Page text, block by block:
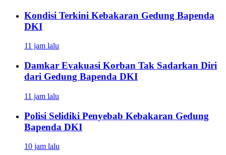
Kondisi Terkini Kebakaran Gedung Bapenda
DKI
11 jam lalu
Damkar Evakuasi Korban Tak Sadarkan Diri
dari Gedung Bapenda DKI
11 jam lalu
Polisi Selidiki Penyebab Kebakaran Gedung
Bapenda DKI
10 jam lalu